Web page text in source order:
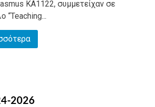
KA1122, συμμετείχαν σε
“Teaching...
2026